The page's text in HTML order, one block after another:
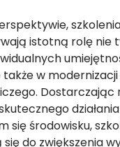
istotną rolę nie
w modernizacji
Dostarczając
się środowisku,
do zwiększenia